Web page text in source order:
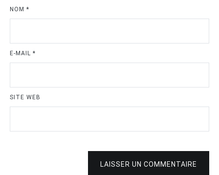
NOM *
E-MAIL *
SITE WEB
LAISSER UN COMMENTAIRE